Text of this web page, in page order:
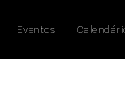
Eventos